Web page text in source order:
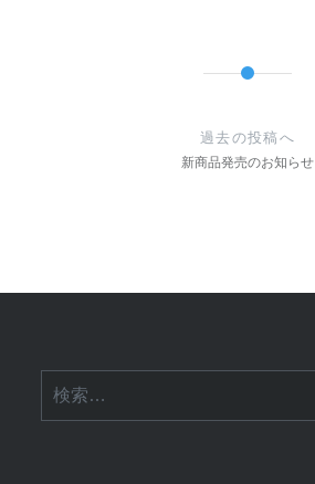
ー
過去の投稿へ
新商品発売のお知らせ
索: